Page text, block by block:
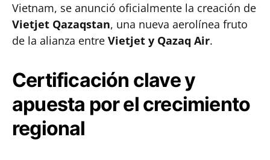
Vietnam, se anunció oficialmente la creación de
Vietjet Qazaqstan, una nueva aerolínea fruto
de la alianza entre Vietjet y Qazaq Air.
Certificación clave y
apuesta por el crecimiento
regional